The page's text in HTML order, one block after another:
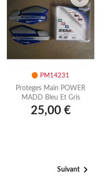
PM14231
Proteges Main POWER
MADD Bleu Et Gris
25,00 €
Suivant 